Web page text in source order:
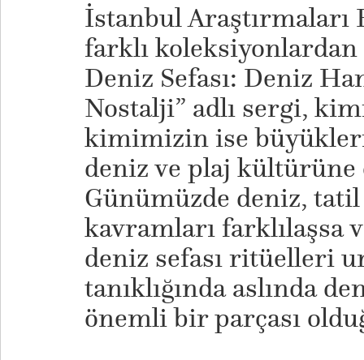
İstanbul Araştırmaları
farklı
Deniz Sefası: Deniz
Nostalji” adlı sergi,
kimimizin ise
deniz ve plaj kültürüne
Günümüzde deniz,
kavramları farklılaşsa
deniz sefası ritüelleri
tanıklığında aslında
önemli bir parçası